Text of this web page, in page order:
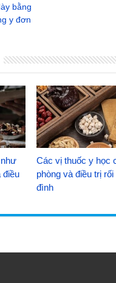
bằng
y đơn
điều
Các vị thuốc y học
phòng và điều trị rối
đình